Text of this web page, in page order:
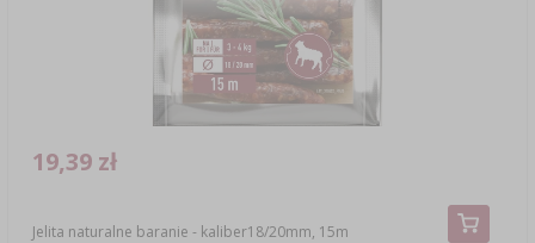
Jelita naturalne baranie - kaliber18/20mm, 15m
19,39 zł